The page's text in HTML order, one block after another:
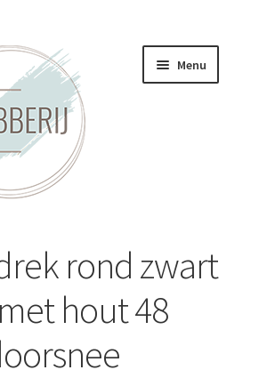
Menu
rond zwart
hout 48